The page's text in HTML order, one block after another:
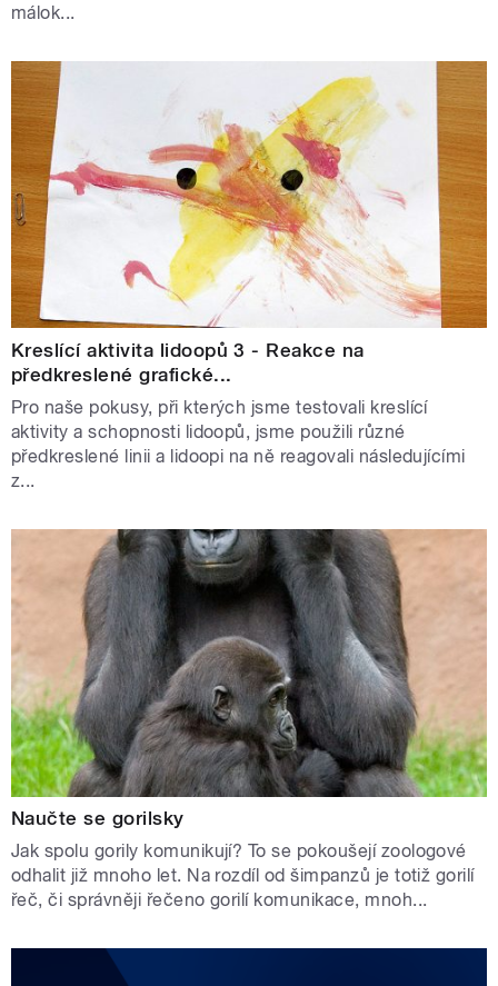
málok...
Kreslící aktivita lidoopů 3 - Reakce na
předkreslené grafické...
Pro naše pokusy, při kterých jsme testovali kreslící
aktivity a schopnosti lidoopů, jsme použili různé
předkreslené linii a lidoopi na ně reagovali následujícími
z...
Naučte se gorilsky
Jak spolu gorily komunikují? To se pokoušejí zoologové
odhalit již mnoho let. Na rozdíl od šimpanzů je totiž gorilí
řeč, či správněji řečeno gorilí komunikace, mnoh...